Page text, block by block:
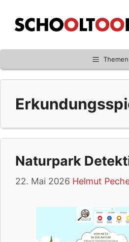
Inhalt
springen
Themen
Naturpark
22. Mai 2026 Helmut